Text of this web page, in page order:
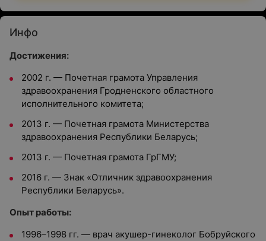
Инфо
Достижения:
2002 г. — Почетная грамота Управления
здравоохранения Гродненского областного
исполнительного комитета;
2013 г. — Почетная грамота Министерства
здравоохранения Республики Беларусь;
2013 г. — Почетная грамота ГрГМУ;
2016 г. — Знак «Отличник здравоохранения
Республики Беларусь».
Опыт работы:
1996–1998 гг. — врач акушер-гинеколог Бобруйского